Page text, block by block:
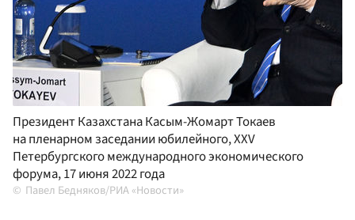
Президент Казахстана Касым-Жомарт Токаев
на пленарном заседании юбилейного, XXV
Петербургского международного экономического
форума, 17 июня 2022 года
Павел Бедняков/РИА «Новости»